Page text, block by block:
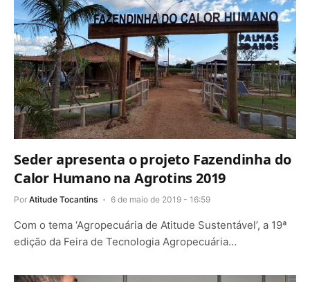
Seder apresenta o projeto Fazendinha do
Calor Humano na Agrotins 2019
Por Atitude Tocantins 6 de maio de 2019 - 16:59
Com o tema ‘Agropecuária de Atitude Sustentável’, a 19ª
edição da Feira de Tecnologia Agropecuária…